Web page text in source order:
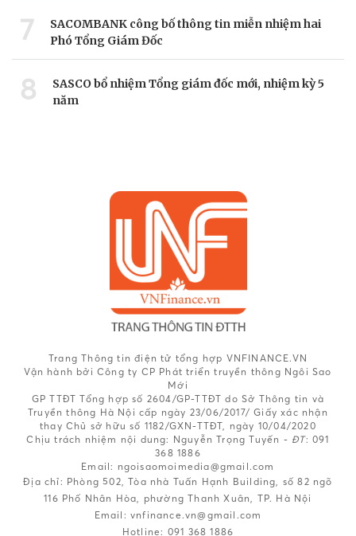
7
SACOMBANK công bố thông tin miễn nhiệm hai
Phó Tổng Giám Đốc
8
SASCO bổ nhiệm Tổng giám đốc mới, nhiệm kỳ 5
năm
Trang Thông tin điện tử tổng hợp VNFINANCE.VN
Vận hành bởi Công ty CP Phát triển truyền thông Ngôi Sao
Mới
GP TTĐT Tổng hợp số 2604/GP-TTĐT do Sở Thông tin và
Truyền thông Hà Nội cấp ngày 23/06/2017/ Giấy xác nhận
thay Chủ sở hữu số 1182/GXN-TTĐT, ngày 10/04/2020
Chịu trách nhiệm nội dung: Nguyễn Trọng Tuyến - ĐT: 091
368 1886
Email: ngoisaomoimedia@gmail.com
Địa chỉ: Phòng 502, Tòa nhà Tuấn Hạnh Building, số 82 ngõ
116 Phố Nhân Hòa, phường Thanh Xuân, TP. Hà Nội
Email: vnfinance.vn@gmail.com
Hotline: 091 368 1886